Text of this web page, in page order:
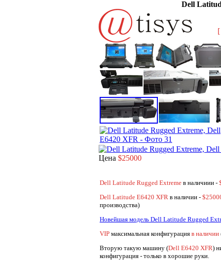
Dell
[
Цена $25000
Dell Latitude Rugged Extreme в наличиии -
Dell Latitude E6420 XFR в наличии -
производства)
Новейшая модель Dell Latitude Rugged
VIP максимальная конфигурация в наличии
Вторую такую машину (Dell E6420 XFR)
конфигурация - только в хорошие руки.